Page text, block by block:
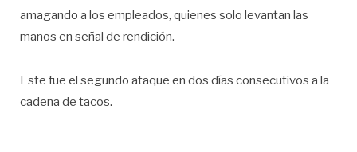
amagando a los empleados, quienes solo levantan las
manos en señal de rendición.
Este fue el segundo ataque en dos días consecutivos a la
cadena de tacos.